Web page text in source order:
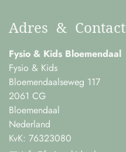
Adres & Contact
Fysio & Kids Bloemendaal
Fysio & Kids
Bloemendaalseweg 117
2061 CG
Bloemendaal
Nederland
KvK: 76323080